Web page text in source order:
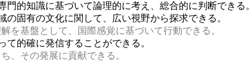
的知識に基づいて論理的に考え、総合的に判断できる。
固有の文化に関して、広い視野から探求できる。
を基盤として、国際感覚に基づいて行動できる。
的確に発信することができる。
、その発展に貢献できる。